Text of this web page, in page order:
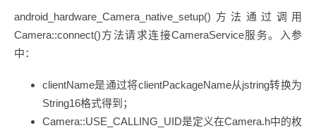
android_hardware_Camera_native_setup()方法通过调用
Camera::connect()方法请求连接CameraService服务。入参
中：
clientName是通过将clientPackageName从jstring转换为
String16格式得到；
Camera::USE_CALLING_UID是定义在Camera.h中的枚